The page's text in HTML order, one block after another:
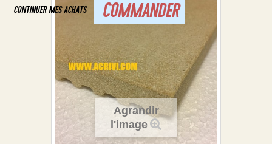
CONTINUER MES ACHATS COMMANDER
Agrandir
l'image